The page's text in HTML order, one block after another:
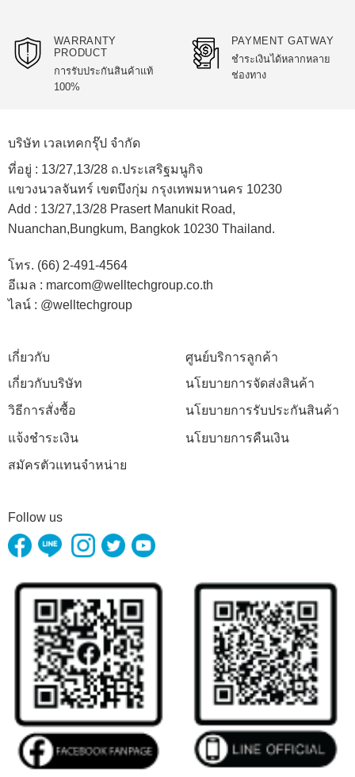
WARRANTY
PRODUCT
การรับประกันสินค้าแท้
100%
PAYMENT GATWAY
ชำระเงินได้หลากหลาย
ช่องทาง
บริษัท เวลเทคกรุ๊ป จำกัด
ที่อยู่ : 13/27,13/28 ถ.ประเสริฐมนูกิจ
แขวงนวลจันทร์ เขตบึงกุ่ม กรุงเทพมหานคร 10230
Add : 13/27,13/28 Prasert Manukit Road,
Nuanchan,Bungkum, Bangkok 10230 Thailand.
โทร. (66) 2-491-4564
อีเมล : marcom@welltechgroup.co.th
ไลน์ : @welltechgroup
เกี่ยวกับ
เกี่ยวกับบริษัท
วิธีการสั่งซื้อ
แจ้งชำระเงิน
สมัครตัวแทนจำหน่าย
ศูนย์บริการลูกค้า
นโยบายการจัดส่งสินค้า
นโยบายการรับประกันสินค้า
นโยบายการคืนเงิน
Follow us